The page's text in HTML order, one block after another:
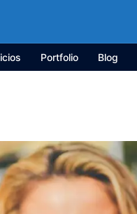
Portfolio Blog